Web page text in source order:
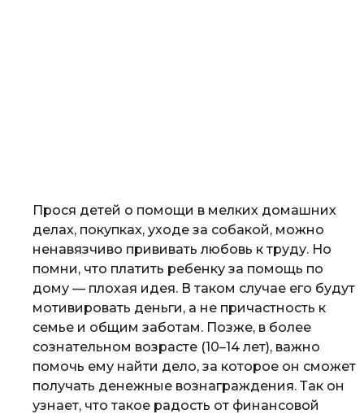
Прося детей о помощи в мелких домашних
делах, покупках, уходе за собакой, можно
ненавязчиво прививать любовь к труду. Но
помни, что платить ребенку за помощь по
дому — плохая идея. В таком случае его будут
мотивировать деньги, а не причастность к
семье и общим заботам. Позже, в более
сознательном возрасте (10–14 лет), важно
помочь ему найти дело, за которое он сможет
получать денежные вознаграждения. Так он
узнает, что такое радость от финансовой